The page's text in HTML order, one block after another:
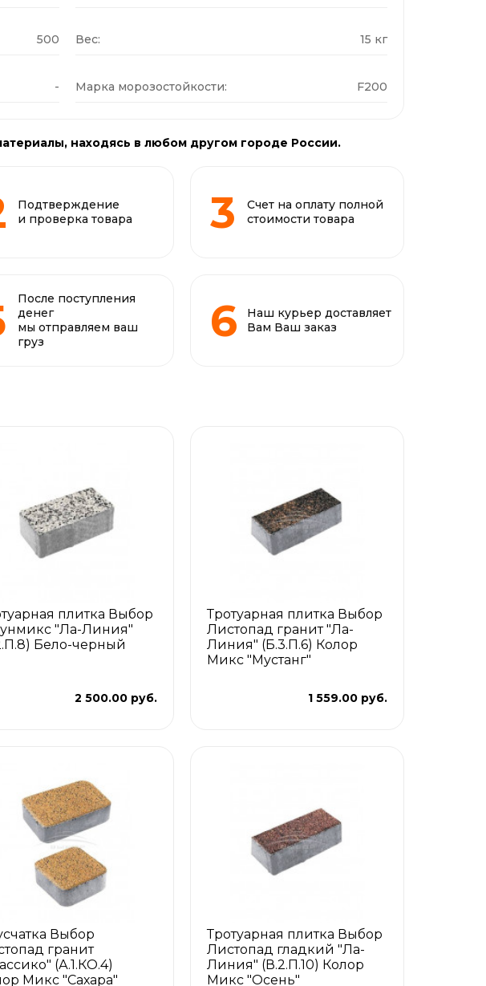
500 Вес: 15 кг
- Марка морозостойкости: F200
находясь в любом другом городе России.
Подтверждение
и проверка товара
Счет на оплату полной
стоимости товара
После поступления
денег
мы отправляем ваш
груз
Наш курьер доставляет
Вам Ваш заказ
плитка Выбор
"Ла-Линия"
Бело-черный
2 500.00 руб.
Тротуарная плитка Выбор
Листопад гранит "Ла-
Линия" (Б.3.П.6) Колор
Микс "Мустанг"
1 559.00 руб.
Выбор
гранит
(А.1.КО.4)
Микс "Сахара"
Тротуарная плитка Выбор
Листопад гладкий "Ла-
Линия" (В.2.П.10) Колор
Микс "Осень"